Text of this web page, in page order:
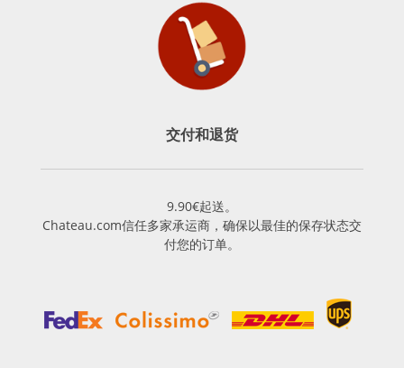
交付和退货
9.90€起送。
Chateau.com信任多家承运商，确保以最佳的保存状态交
付您的订单。